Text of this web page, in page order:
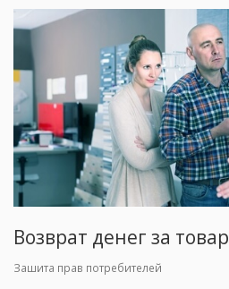
Возврат денег за товар
Зашита прав потребителей